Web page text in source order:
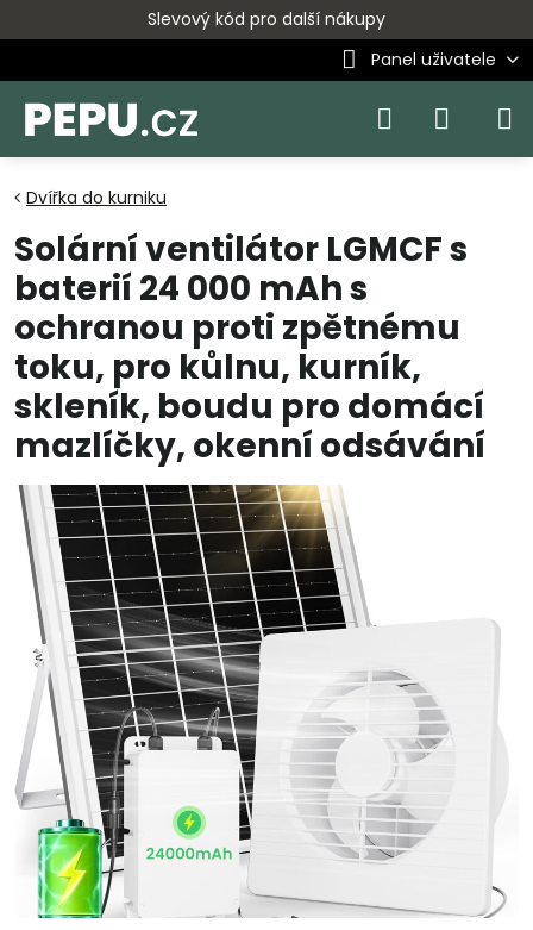
Slevový kód pro další nákupy
Panel uživatele
Dvířka do kurniku
Solární ventilátor LGMCF s
baterií 24 000 mAh s
ochranou proti zpětnému
toku, pro kůlnu, kurník,
skleník, boudu pro domácí
mazlíčky, okenní odsávání